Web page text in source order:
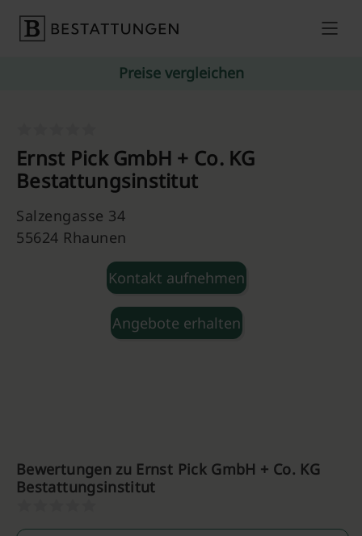
Preise vergleichen
Ernst Pick GmbH + Co. KG
Bestattungsinstitut
Salzengasse 34
55624 Rhaunen
Kontakt aufnehmen
Angebote erhalten
Bewertungen zu Ernst Pick GmbH + Co. KG
Bestattungsinstitut